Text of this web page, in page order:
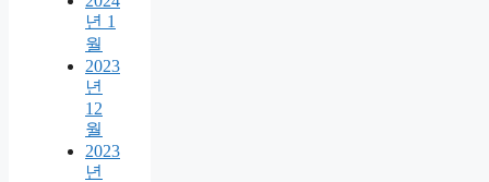
년 1
월
2023
년
12
월
2023
년